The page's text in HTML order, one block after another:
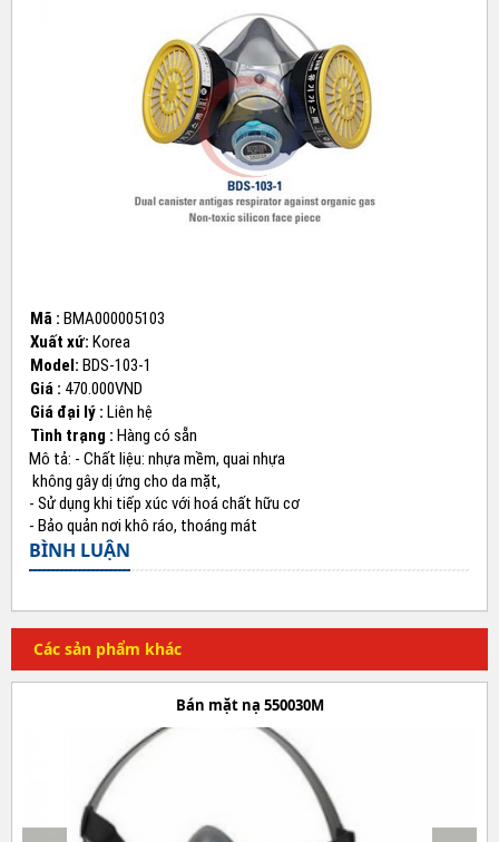
Mã : BMA000005103
Xuất xứ: Korea
Model: BDS-103-1
Giá : 470.000VND
Giá đại lý : Liên hệ
Tình trạng : Hàng có sẵn
Mô tả: - Chất liệu: nhựa mềm, quai nhựa
không gây dị ứng cho da mặt,
- Sử dụng khi tiếp xúc với hoá chất hữu cơ
- Bảo quản nơi khô ráo, thoáng mát
BÌNH LUẬN
Các sản phẩm khác
Bán mặt nạ 550030M